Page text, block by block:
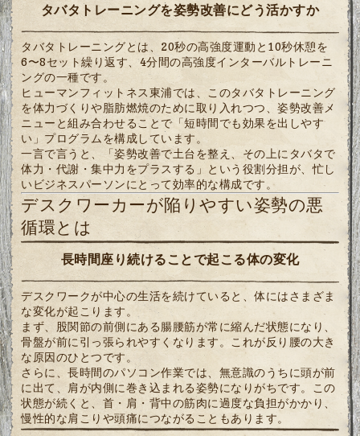
タバタトレーニングを姿勢改善にどう活かすか
タバタトレーニングとは、20秒の高強度運動と10秒休憩を
6〜8セット繰り返す、4分間の高強度インターバルトレーニ
ングの一種です。
ヒューマンフィットネス東浦では、このタバタトレーニング
を体力づくりや脂肪燃焼のために取り入れつつ、姿勢改善メ
ニューと組み合わせることで「短時間でも効果を出しやす
い」プログラムを構成しています。
一言で言うと、「姿勢改善で土台を整え、その上にタバタで
体力・代謝・集中力をプラスする」という役割分担が、忙し
いビジネスパーソンにとって効率的な構成です。
デスクワーカーが陥りやすい姿勢の悪
循環とは
長時間座り続けることで起こる体の変化
デスクワークが中心の生活を続けていると、体にはさまざま
な変化が起こります。
まず、股関節の前側にある腸腰筋が常に縮んだ状態になり、
骨盤が前に引っ張られやすくなります。これが反り腰の大き
な原因のひとつです。
さらに、長時間のパソコン作業では、無意識のうちに頭が前
に出て、肩が内側に巻き込まれる姿勢になりがちです。この
状態が続くと、首・肩・背中の筋肉に過度な負担がかかり、
慢性的な肩こりや頭痛につながることもあります。